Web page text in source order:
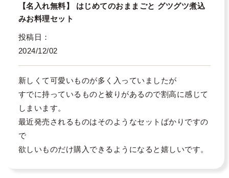
【名入れ無料】 はじめてのおままごと グツグツ煮込
みお料理セット
投稿日
2024/12/02
新しくて可愛いものが多く入っていましたが
すでに持っているものと被りがあるので割高に感じて
しまいます。
最近発売されるものはそのようなセットばかりですの
で
欲しいものだけ購入できるようになると嬉しいです。